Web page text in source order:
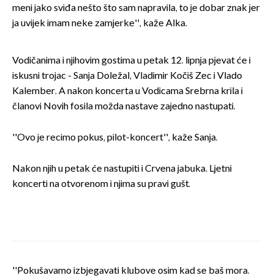
meni jako sviđa nešto što sam napravila, to je dobar znak jer
ja uvijek imam neke zamjerke'', kaže Alka.
Vodičanima i njihovim gostima u petak 12. lipnja pjevat će i
iskusni trojac - Sanja Doležal, Vladimir Kočiš Zec i Vlado
Kalember. A nakon koncerta u Vodicama Srebrna krila i
članovi Novih fosila možda nastave zajedno nastupati.
''Ovo je recimo pokus, pilot-koncert'', kaže Sanja.
Nakon njih u petak će nastupiti i Crvena jabuka. Ljetni
koncerti na otvorenom i njima su pravi gušt.
''Pokušavamo izbjegavati klubove osim kad se baš mora.